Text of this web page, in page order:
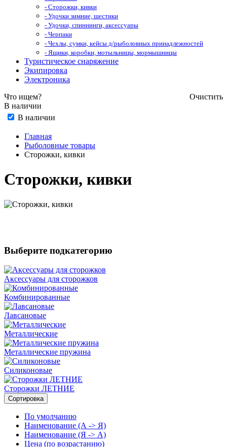
- Сторожки, кивки
- Удочки зимние, шестики
- Удочки, спиннинги, аксессуары
- Черпаки
- Чехлы, сумки, кейсы д/рыболовных принадлежностей
- Ящики, коробки, мотыльницы, мормышницы
Туристическое снаряжение
Экипировка
Электроника
Что ищем?
Очистить
В наличии
В наличии
Главная
Рыболовные товары
Сторожки, кивки
Сторожки, кивки
Выберите подкатегорию
Аксессуары для сторожков
Комбинированные
Лавсановые
Металлические
Металлические пружина
Силиконовые
Сторожки ЛЕТНИЕ
Сортировка
По умолчанию
Наименование (А -> Я)
Наименование (Я -> А)
Цена (по возрастанию)